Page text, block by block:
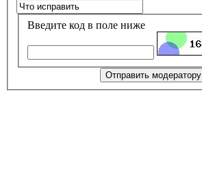
Введите код в поле ниже
Отправить модератору